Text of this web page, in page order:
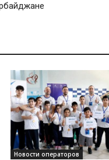
Новости операторов